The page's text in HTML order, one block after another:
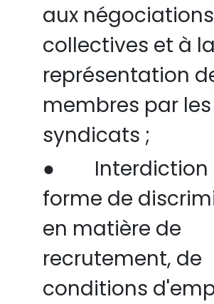
aux négociations
collectives et à la
représentation
membres par les
syndicats ;
●
forme de
en matière de
recrutement, de
conditions